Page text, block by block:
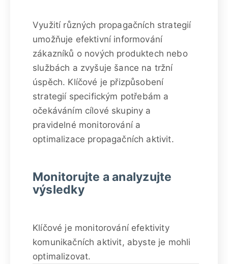
Využití různých propagačních strategií
umožňuje efektivní informování
zákazníků o nových produktech nebo
službách a zvyšuje šance na tržní
úspěch. Klíčové je přizpůsobení
strategií specifickým potřebám a
očekáváním cílové skupiny a
pravidelné monitorování a
optimalizace propagačních aktivit.
Monitorujte a analyzujte
výsledky
Klíčové je monitorování efektivity
komunikačních aktivit, abyste je mohli
optimalizovat.